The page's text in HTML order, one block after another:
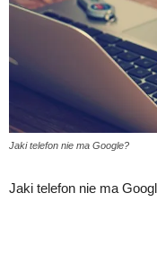
Jaki telefon nie ma Google?
Jaki telefon nie ma